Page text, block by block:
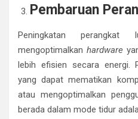
Pembaruan
Peningkatan perangkat
mengoptimalkan hardware
lebih efisien secara energi.
yang dapat mematikan
atau mengoptimalkan
berada dalam mode tidur